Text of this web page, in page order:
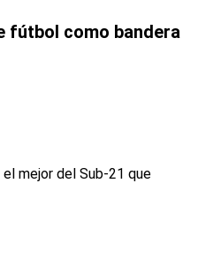
fútbol como bandera